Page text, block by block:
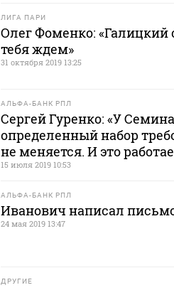
ЛИГА ПАРИ
Олег Фоменко: «Галицкий
тебя ждем»
31 октября 2019 13:25
АЛЬФА-БАНК РПЛ
Сергей Гуренко: «У
определенный набор
не меняется. И это
15 июля 2019 10:53
АЛЬФА-БАНК РПЛ
Иванович написал
24 мая 2019 13:47
ДРУГИЕ